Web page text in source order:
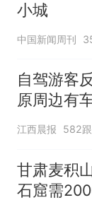
小城
中国新闻周刊
自驾游客
原周边有
修理店铺
元，官方
江西晨报 582
甘肃麦积
石窟需